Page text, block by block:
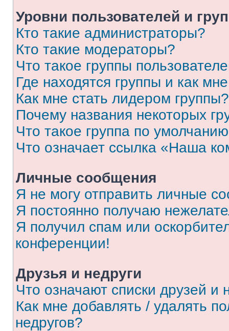
Уровни пользователей и
Кто такие администраторы?
Кто такие модераторы?
Что такое группы
Где находятся группы и как
Как мне стать лидером группы?
Почему названия некоторых
Что такое группа по
Что означает ссылка «Наша
Личные сообщения
Я не могу отправить личные
Я постоянно получаю
Я получил спам или
конференции!
Друзья и недруги
Что означают списки друзей и
Как мне добавлять / удалять
недругов?